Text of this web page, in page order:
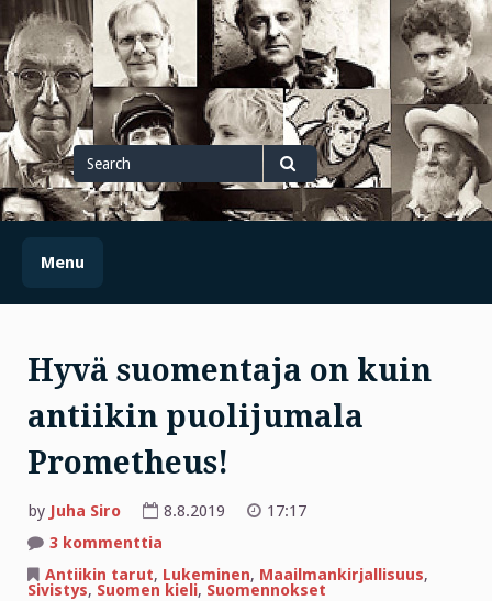
Skip
to
content
Search
for
Search
Menu
Hyvä suomentaja on kuin
antiikin puolijumala
Prometheus!
by Juha Siro 8.8.2019
17:17
3 kommenttia
suomentaja
on
Antiikin tarut, Lukeminen, Maailmankirjallisuus,
Sivistys, Suomen kieli, Suomennokset